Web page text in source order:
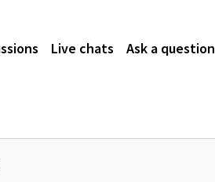
Live chats Ask a question